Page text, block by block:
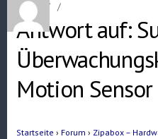
Home / /
Antwort auf:
Motion
Startseite › Forum › Zipabox –